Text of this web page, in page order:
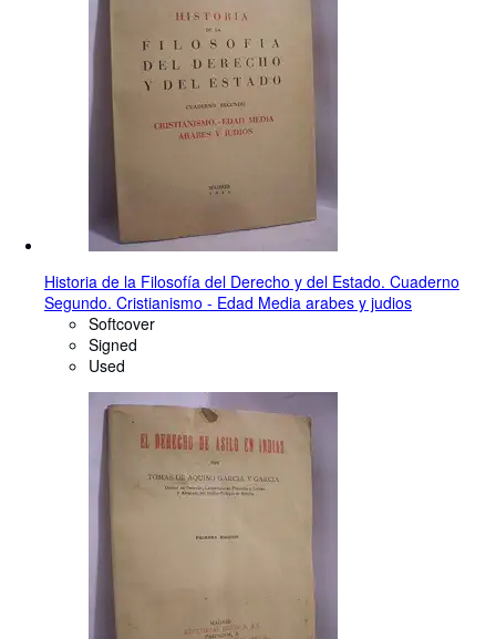
Historia de la Filosofía del Derecho y del Estado. Cuaderno
Segundo. Cristianismo - Edad Media arabes y judios
Softcover
Signed
Used